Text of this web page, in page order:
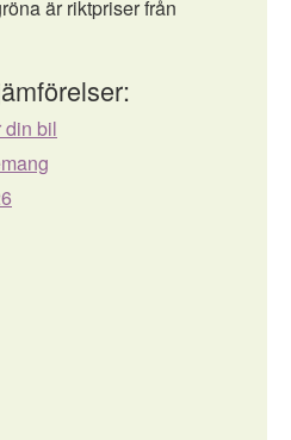
är riktpriser från
din bil